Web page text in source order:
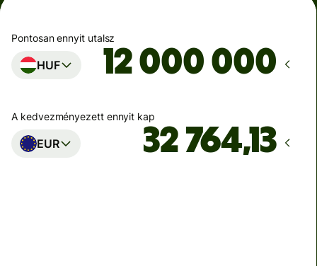
Pontosan ennyit utalsz
HUF
A kedvezményezett ennyit kap
EUR